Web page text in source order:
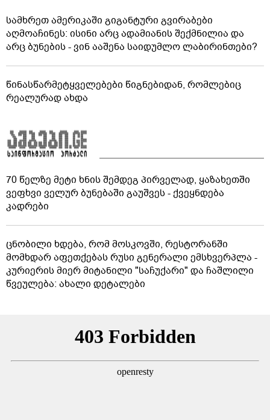
სამხრეთ ამერიკაში გიგანტური გვირაბები
აღმოაჩინეს: ისინი არც ადამიანის შექმნილია და
არც ბუნების - ვინ ააშენა საიდუმლო ლაბირინთები?
წინასწარმეტყველებები წიგნებიდან, რომლებიც
რეალურად ახდა
70 წელზე მეტი ხნის შემდეგ პირველად, ყაზახეთში
ვეფხვი ველურ ბუნებაში გაუშვეს - ქვეყნდება
კადრები
ცნობილი ხდება, რომ მოსკოვში, რესტორანში
მომხდარ აფეთქებას რუსი გენერალი ემსხვერპლა -
კურიერის მიერ მიტანილი "საჩუქარი" და ჩაშლილი
წვეულება: ახალი დეტალები